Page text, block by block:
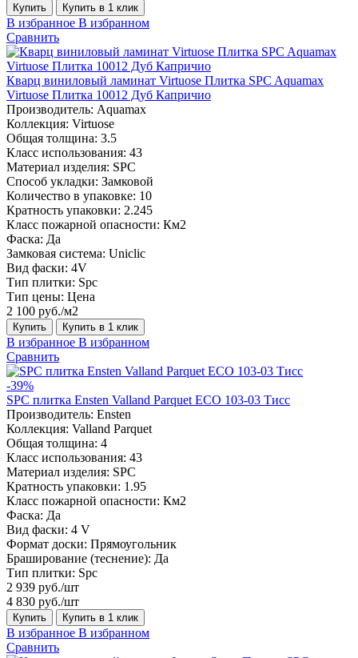
Купить Купить в 1 клик
В избранное В избранном
Сравнить
Кварц виниловый ламинат Virtuose Плитка SPC Aquamax
Virtuose Плитка 10012 Дуб Капричио
Производитель: Aquamax
Коллекция: Virtuose
Общая толщина: 3.5
Класс использования: 43
Материал изделия: SPC
Способ укладки: Замковой
Количество в упаковке: 10
Кратность упаковки: 2.245
Класс пожарной опасности: Км2
Фаска: Да
Замковая система: Uniclic
Вид фаски: 4V
Тип плитки: Spc
Тип цены: Цена
2 100 руб./м2
Купить Купить в 1 клик
В избранное В избранном
Сравнить
-39%
SPC плитка Ensten Valland Parquet ECO 103-03 Тисс
Производитель: Ensten
Коллекция: Valland Parquet
Общая толщина: 4
Класс использования: 43
Материал изделия: SPC
Кратность упаковки: 1.95
Класс пожарной опасности: Км2
Фаска: Да
Вид фаски: 4 V
Формат доски: Прямоугольник
Браширование (теснение): Да
Тип плитки: Spc
2 939 руб./шт
4 830 руб./шт
Купить Купить в 1 клик
В избранное В избранном
Сравнить